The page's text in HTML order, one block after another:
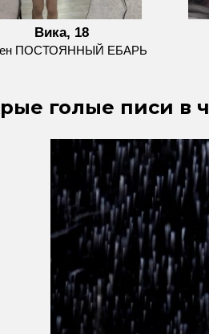
Вика, 18
ПОСТОЯННЫЙ ЕБАРЬ
голые писи в